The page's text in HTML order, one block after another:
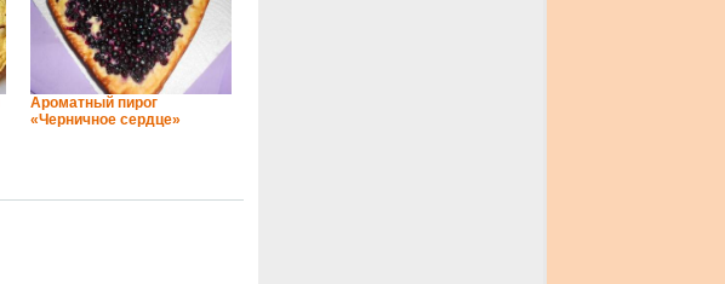
Ароматный пирог
«Черничное сердце»